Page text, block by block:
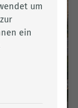
um
ein